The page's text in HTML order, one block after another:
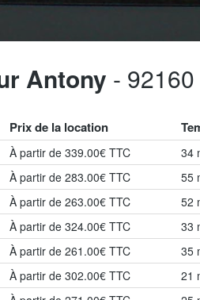
Antony - 92160
Prix de la location
À partir de 339.00€ TTC
34
À partir de 283.00€ TTC
55
À partir de 263.00€ TTC
52
À partir de 324.00€ TTC
33
À partir de 261.00€ TTC
35
À partir de 302.00€ TTC
21